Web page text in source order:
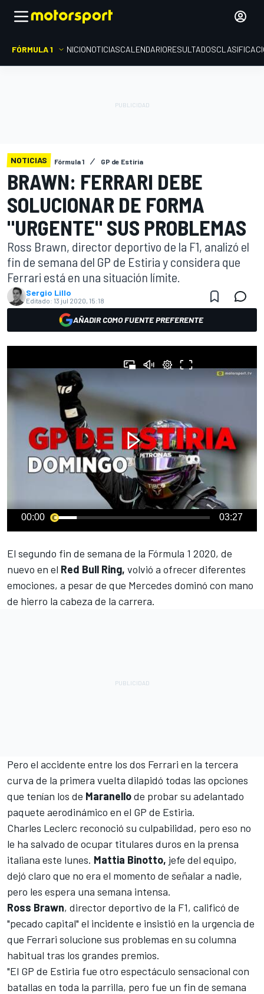
FÓRMULA 1 INICIONOTICIASCALENDARIORESULTADOS
NOTICIAS Fórmula 1 GP de Estiria
BRAWN: FERRARI DEBE
SOLUCIONAR DE FORMA
"URGENTE" SUS PROBLEMAS
Ross Brawn, director deportivo de la F1, analizó el
fin de semana del GP de Estiria y considera que
Ferrari está en una situación límite.
Sergio Lillo
Editado: 13 jul 2020, 15:18
AÑADIR COMO FUENTE PREFERENTE
00:00 03:27
El segundo fin de semana de la Fórmula 1 2020, de
nuevo en el Red Bull Ring, volvió a ofrecer diferentes
emociones, a pesar de que Mercedes dominó con mano
de hierro la cabeza de la carrera.
Pero el accidente entre los dos Ferrari en la tercera
curva de la primera vuelta dilapidó todas las opciones
que tenían los de Maranellode probar su adelantado
paquete aerodinámico en el GP de Estiria.
Charles Leclerc reconoció su culpabilidad, pero eso no
le ha salvado de ocupar titulares duros en la prensa
italiana este lunes. Mattia Binotto, jefe del equipo,
dejó claro que no era el momento de señalar a nadie,
pero les espera una semana intensa.
Ross Brawn, director deportivo de la F1, calificó de
"pecado capital" el incidente e insistió en la urgencia de
que Ferrari solucione sus problemas en su columna
habitual tras los grandes premios.
"El GP de Estiria fue otro espectáculo sensacional con
batallas en toda la parrilla, pero fue un fin de semana